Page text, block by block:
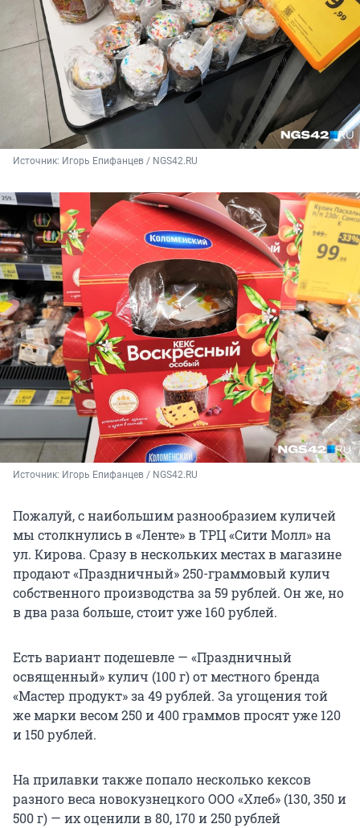
Источник: Игорь Епифанцев / NGS42.RU
Источник: Игорь Епифанцев / NGS42.RU
Пожалуй, с наибольшим разнообразием куличей
мы столкнулись в «Ленте» в ТРЦ «Сити Молл» на
ул. Кирова. Сразу в нескольких местах в магазине
продают «Праздничный» 250-граммовый кулич
собственного производства за 59 рублей. Он же, но
в два раза больше, стоит уже 160 рублей.
Есть вариант подешевле — «Праздничный
освященный» кулич (100 г) от местного бренда
«Мастер продукт» за 49 рублей. За угощения той
же марки весом 250 и 400 граммов просят уже 120
и 150 рублей.
На прилавки также попало несколько кексов
разного веса новокузнецкого ООО «Хлеб» (130, 350 и
500 г) — их оценили в 80, 170 и 250 рублей